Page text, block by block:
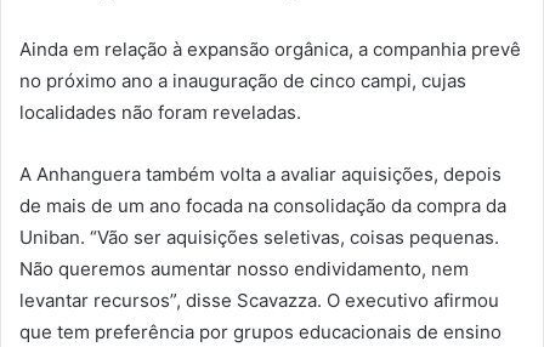
Ainda em relação à expansão orgânica, a companhia prevê
no próximo ano a inauguração de cinco campi, cujas
localidades não foram reveladas.
A Anhanguera também volta a avaliar aquisições, depois
de mais de um ano focada na consolidação da compra da
Uniban. “Vão ser aquisições seletivas, coisas pequenas.
Não queremos aumentar nosso endividamento, nem
levantar recursos”, disse Scavazza. O executivo afirmou
que tem preferência por grupos educacionais de ensino